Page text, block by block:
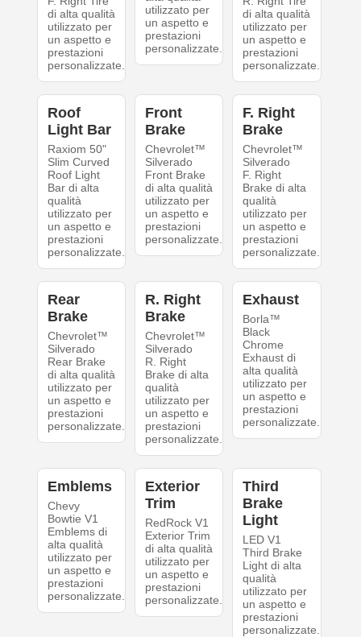
di alta qualità
utilizzato per
un aspetto e
prestazioni
personalizzate.
utilizzato per
un aspetto e
prestazioni
personalizzate.
di alta qualità
utilizzato per
un aspetto e
prestazioni
personalizzate.
Roof
Light Bar
Raxiom 50"
Slim Curved
Roof Light
Bar di alta
qualità
utilizzato per
un aspetto e
prestazioni
personalizzate.
Front
Brake
Chevrolet™
Silverado
Front Brake
di alta qualità
utilizzato per
un aspetto e
prestazioni
personalizzate.
F. Right
Brake
Chevrolet™
Silverado
F. Right
Brake di alta
qualità
utilizzato per
un aspetto e
prestazioni
personalizzate.
Rear
Brake
Chevrolet™
Silverado
Rear Brake
di alta qualità
utilizzato per
un aspetto e
prestazioni
personalizzate.
R. Right
Brake
Chevrolet™
Silverado
R. Right
Brake di alta
qualità
utilizzato per
un aspetto e
prestazioni
personalizzate.
Exhaust
Borla™
Black
Chrome
Exhaust di
alta qualità
utilizzato per
un aspetto e
prestazioni
personalizzate.
Emblems
Chevy
Bowtie V1
Emblems di
alta qualità
utilizzato per
un aspetto e
prestazioni
personalizzate.
Exterior
Trim
RedRock V1
Exterior Trim
di alta qualità
utilizzato per
un aspetto e
prestazioni
personalizzate.
Third
Brake
Light
LED V1
Third Brake
Light di alta
qualità
utilizzato per
un aspetto e
prestazioni
personalizzate.